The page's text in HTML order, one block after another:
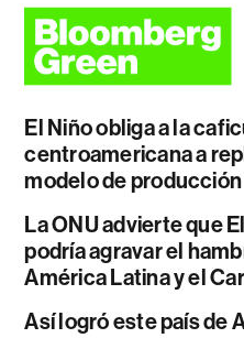
El Niño obliga a la
centroamericana a
modelo de producción
La ONU advierte que
podría agravar el
América Latina y el
Así logró este país de